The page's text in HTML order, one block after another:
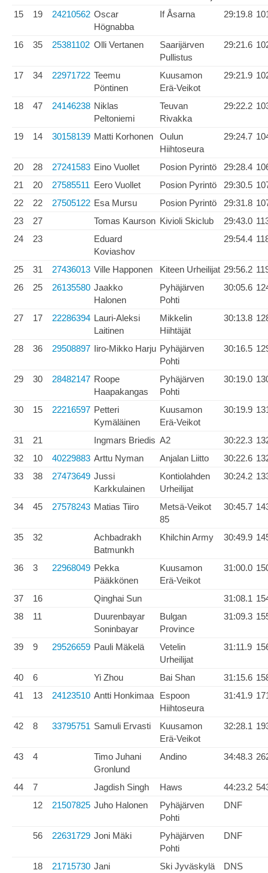
15
19 24210562 Oscar
Högnabba
If Åsarna 29:19.8
16 35 25381102 Olli Vertanen
Saarijärven
Pullistus
29:21.6
17 34 22971722 Teemu
Pöntinen
Kuusamon
Erä-Veikot
29:21.9
18 47 24146238 Niklas
Peltoniemi
Teuvan
Rivakka
29:22.2
19 14 30158139 Matti Korhonen
Oulun
Hiihtoseura
29:24.7
20 28 27241583 Eino Vuollet Posion Pyrintö 29:28.4
21
20 27585511 Eero Vuollet Posion Pyrintö 29:30.5
22
22 27505122 Esa Mursu Posion Pyrintö 29:31.8
23
27 Tomas Kaurson Kivioli Skiclub 29:43.0
24
23
Eduard
Koviashov
29:54.4
25 31 27436013 Ville Happonen Kiteen Urheilijat 29:56.2
26
25 26135580 Jaakko
Halonen
Pyhäjärven
Pohti
30:05.6
27 17 22286394 Lauri-Aleksi
Laitinen
Mikkelin
Hiihtäjät
30:13.8
28 36 29508897 Iiro-Mikko Harju Pyhäjärven
Pohti
30:16.5
29 30 28482147 Roope
Haapakangas
Pyhäjärven
Pohti
30:19.0
30 15 22216597 Petteri
Kymäläinen
Kuusamon
Erä-Veikot
30:19.9
31 21 Ingmars Briedis A2 30:22.3
32
10 40229883 Arttu Nyman Anjalan Liitto 30:22.6
33
38 27473649 Jussi
Karkkulainen
Kontiolahden
Urheilijat
30:24.2
34 45 27578243 Matias Tiiro
Metsä-Veikot
85
30:45.7
35 32
Achbadrakh
Batmunkh
Khilchin Army 30:49.9
36 3 22968049 Pekka
Pääkkönen
Kuusamon
Erä-Veikot
31:00.0
37 16 Qinghai Sun 31:08.1
38
11
Duurenbayar
Soninbayar
Bulgan
Province
31:09.3
39 9 29526659 Pauli Mäkelä
Vetelin
Urheilijat
31:11.9
40 6 Yi Zhou Bai Shan 31:15.6
41
13 24123510 Antti Honkimaa
Espoon
Hiihtoseura
31:41.9
42 8 33795751 Samuli Ervasti
Kuusamon
Erä-Veikot
32:28.1
43 4
Timo Juhani
Gronlund
Andino 34:48.3
44 7 Jagdish Singh Haws 44:23.2
12
21507825 Juho Halonen
Pyhäjärven
Pohti
DNF
56 22631729 Joni Mäki
Pyhäjärven
Pohti
DNF
18 21715730 Jani
Ski Jyväskylä DNS